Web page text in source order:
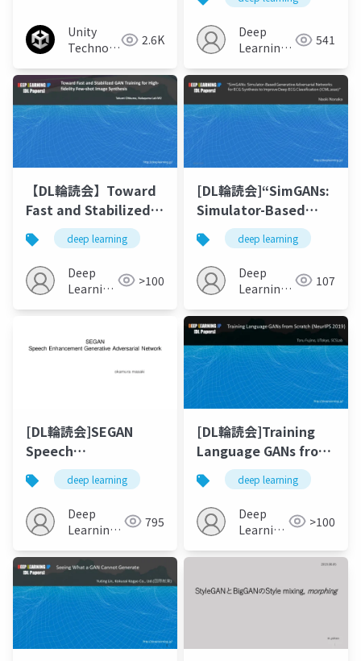
Unity
Technologies 2.6K
Deep
Learning
541
【DL輪読会】Toward
Fast and Stabilized
GAN Training for
Highfidelity Few-
shot Image Synthesis
deep learning
Deep
Learning
>100
[DL輪読会]“SimGANs:
Simulator-Based
Generative
Adversarial
Networks for ECG
Synthesis to Improve
Deep ECG
Classification
(ICML2020)”
deep learning
Deep
Learning
107
[DL輪読会]SEGAN
Speech
Enhancement
Generative
Adversarial Network
deep learning
Deep
Learning
795
[DL輪読会]Training
Language GANs from
Scratch (NeurIPS
2019)
deep learning
Deep
Learning
>100